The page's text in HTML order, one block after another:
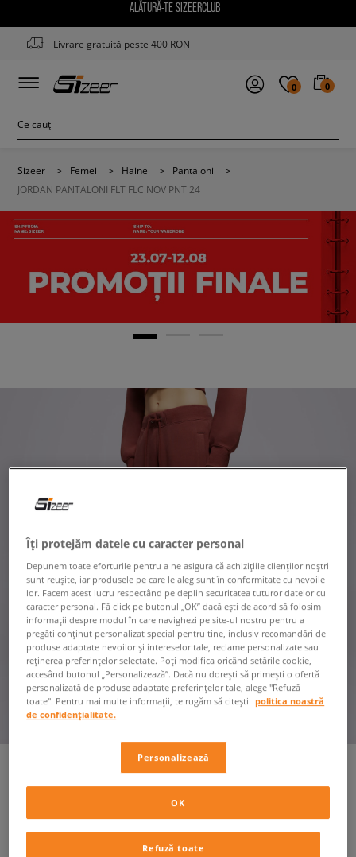
ALĂTURĂ-TE SIZEERCLUB
Livrare gratuită peste 400 RON
0 0
Sizeer > Femei > Haine > Pantaloni
>
JORDAN PANTALONI FLT FLC NOV PNT 24
NOV PNT 24
femei, pantaloni
Îți protejăm datele cu caracter personal
Depunem toate eforturile pentru a ne asigura că achizițiile clienților noștri
sunt reușite, iar produsele pe care le aleg sunt în conformitate cu nevoile
lor. Facem acest lucru respectând pe deplin securitatea tuturor datelor cu
caracter personal. Fă click pe butonul „OK” dacă ești de acord să folosim
informații despre modul în care navighezi pe site-ul nostru pentru a
pregăti conținut personalizat special pentru tine, inclusiv recomandări de
produse adaptate nevoilor și intereselor tale, reclame personalizate sau
reținerea preferințelor selectate. Poți modifica oricând setările cookie,
accesând butonul „Personalizează”. Dacă nu dorești să primești o ofertă
personalizată de produse adaptate preferințelor tale, alege "Refuză
toate". Pentru mai multe informații, te rugăm să citești
politica noastră
de confidențialitate.
Personalizează
Refuză toate
OK